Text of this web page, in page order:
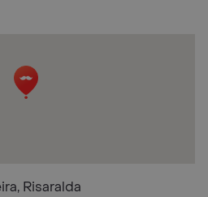
Risaralda